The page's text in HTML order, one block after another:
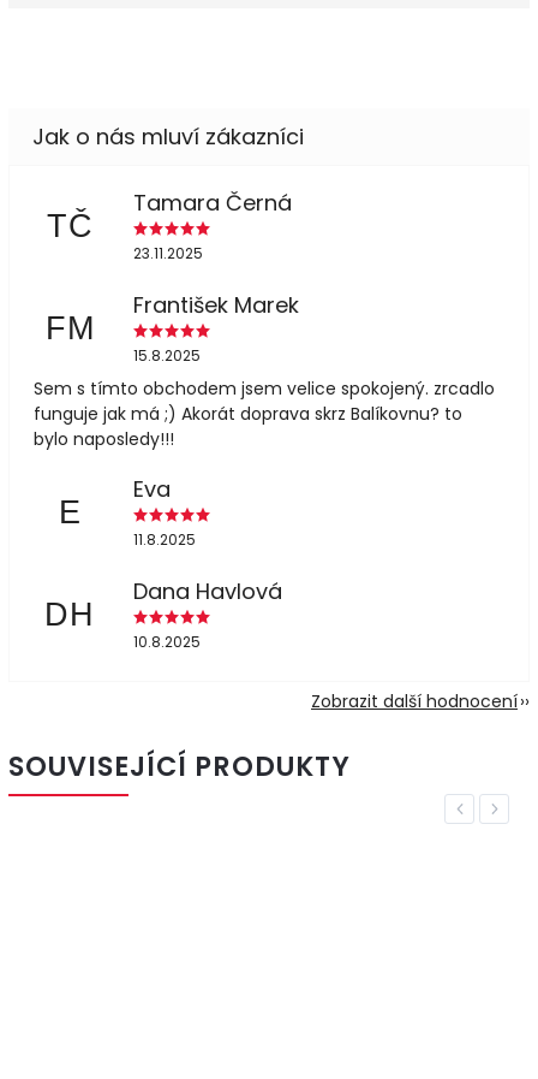
TČ
Tamara Černá
23.11.2025
FM
František Marek
15.8.2025
Sem s tímto obchodem jsem velice spokojený. zrcadlo
funguje jak má ;) Akorát doprava skrz Balíkovnu? to
bylo naposledy!!!
E
Eva
11.8.2025
DH
Dana Havlová
10.8.2025
Zobrazit další hodnocení
SOUVISEJÍCÍ PRODUKTY
Previous
Next